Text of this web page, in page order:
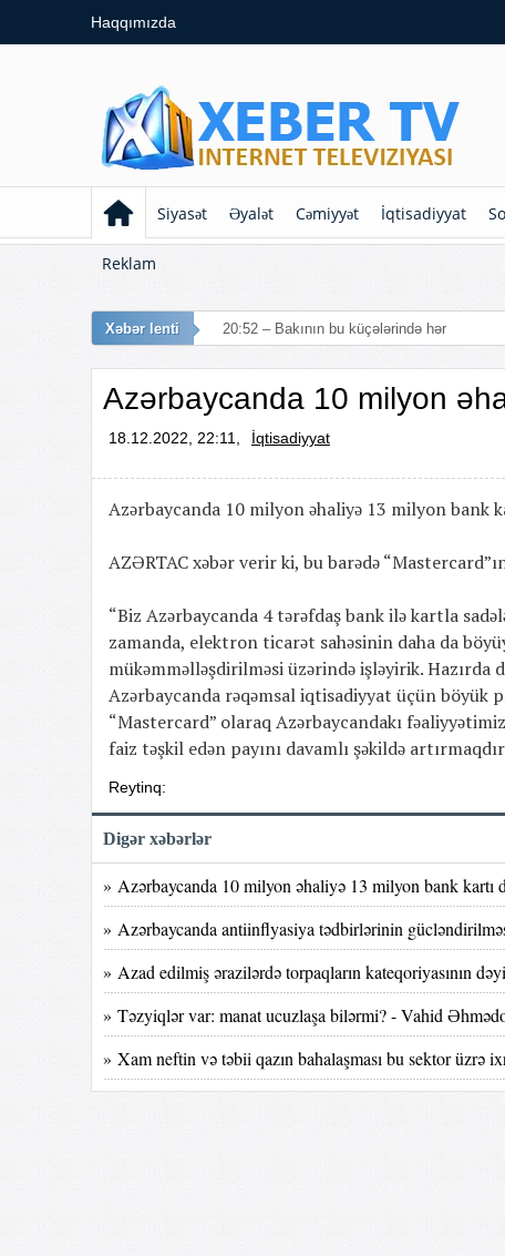
Haqqımızda
Siyasət Əyalət Cəmiyyət İqtisadiyyat
Reklam
Xəbər lenti 20:52 – Bakının bu küçələrində hərəkət
Azərbaycanda 10 milyon
18.12.2022, 22:11, İqtisadiyyat
Azərbaycanda 10 milyon əhaliyə 13 milyon bank
AZƏRTAC xəbər verir ki, bu barədə
“Biz Azərbaycanda 4 tərəfdaş bank ilə kartla
zamanda, elektron ticarət sahəsinin daha da
mükəmməlləşdirilməsi üzərində işləyirik. Hazırda
Azərbaycanda rəqəmsal iqtisadiyyat üçün böyük
“Mastercard” olaraq Azərbaycandakı
faiz təşkil edən payını davamlı şəkildə
Reytinq:
Digər xəbərlər
» Azərbaycanda 10 milyon əhaliyə 13 milyon bank kartı
» Azərbaycanda antiinflyasiya tədbirlərinin
» Azad edilmiş ərazilərdə torpaqların kateqoriyasının
» Təzyiqlər var: manat ucuzlaşa bilərmi? - Vahid
» Xam neftin və təbii qazın bahalaşması bu sektor üzrə